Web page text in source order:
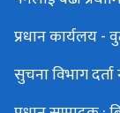
प्रधान कार्यलय -
सुचना विभाग